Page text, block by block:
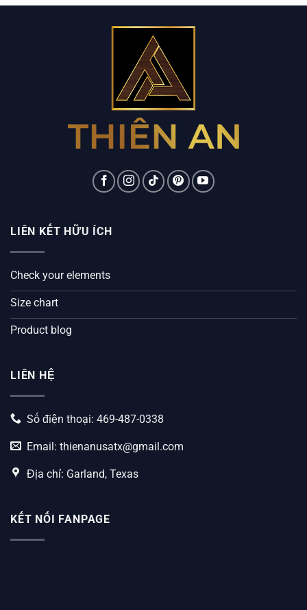
LIÊN KẾT HỮU ÍCH
Check your elements
Size chart
Product blog
LIÊN HỆ
Số điện thoại: 469-487-0338
Email: thienanusatx@gmail.com
Địa chỉ: Garland, Texas
KẾT NỐI FANPAGE